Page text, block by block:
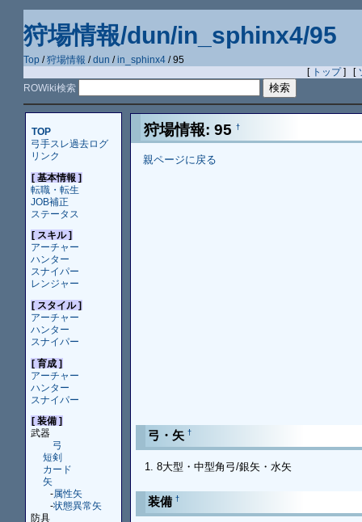
狩場情報/dun/in_sphinx4/95
Top /狩場情報 /dun /in_sphinx4 / 95
[ トップ] [
ROWiki検索
TOP
弓手スレ過去ログ
リンク
[ 基本情報 ]
転職・転生
JOB補正
ステータス
[ スキル ]
アーチャー
ハンター
スナイパー
レンジャー
[ スタイル ]
アーチャー
ハンター
スナイパー
[ 育成 ]
アーチャー
ハンター
スナイパー
[ 装備 ]
武器
弓
短剣
カード
矢
-属性矢
-状態異常矢
防具
狩場情報: 95 †
親ページに戻る
弓・矢 †
8大型・中型角弓/銀矢・水矢
装備 †